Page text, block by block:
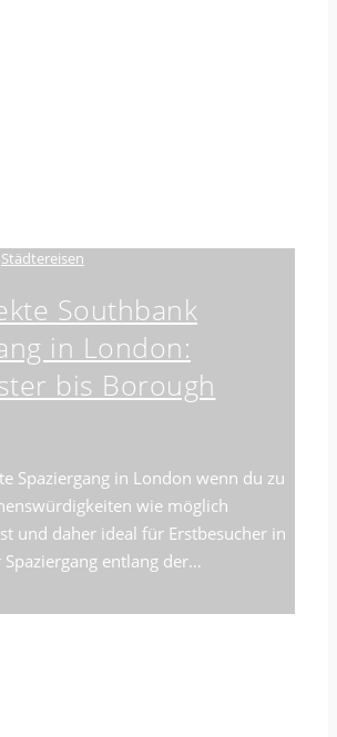
Städtereisen
Southbank
in London:
bis Borough
Spaziergang in London wenn du zu
wie möglich
und daher ideal für Erstbesucher in
entlang der…